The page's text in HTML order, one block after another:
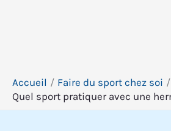
Accueil
Faire du sport chez soi
Quel sport pratiquer avec une